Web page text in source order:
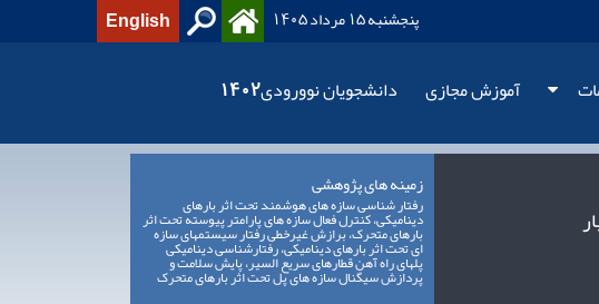
English پنجشنبه 15 مرداد 1405
آموزش مجازی دانشجویان نوورودی1402
زمینه های پژوهشی
رفتار شناسی سازه های هوشمند تحت اثر بارهای
دینامیکی، کنترل فعال سازه های پارامتر پیوسته تحت اثر
بارهای متحرک، برازش غیرخطی رفتار سیستمهای سازه
ای تحت اثر بارهای دینامیکی، رفتارشناسی دینامیکی
پلهای راه آهن قطارهای سریع السیر، پایش سلامت و
پردازش سیگنال سازه های پل تحت اثر بارهای متحرک